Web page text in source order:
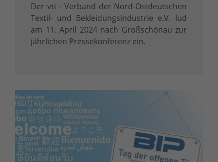
Der vti - Verband der Nord-Ostdeutschen
Textil- und Bekleidungsindustrie e.V. lud
am 11. April 2024 nach Großschönau zur
jährlichen Pressekonferenz ein.